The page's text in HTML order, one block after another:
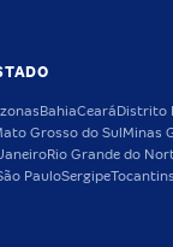
BahiaCearáDistrito
Grosso do SulMinas
Rio Grande do
PauloSergipeTocantins